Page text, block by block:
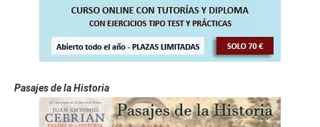
Pasajes de la Historia